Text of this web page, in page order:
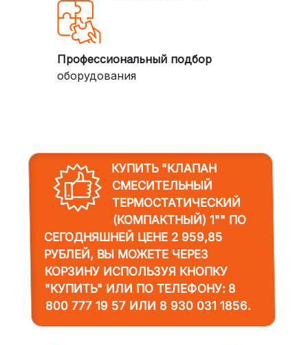
Профессиональный подбор
оборудования
КУПИТЬ "КЛАПАН
СМЕСИТЕЛЬНЫЙ
ТЕРМОСТАТИЧЕСКИЙ
(КОМПАКТНЫЙ) 1""ПО
СЕГОДНЯШНЕЙ ЦЕНЕ 2 959,85
РУБЛЕЙ, ВЫ МОЖЕТЕ ЧЕРЕЗ
КОРЗИНУ ИСПОЛЬЗУЯ КНОПКУ
"КУПИТЬ" ИЛИ ПО ТЕЛЕФОНУ: 8
800 777 19 57ИЛИ 8 930 031 1856.